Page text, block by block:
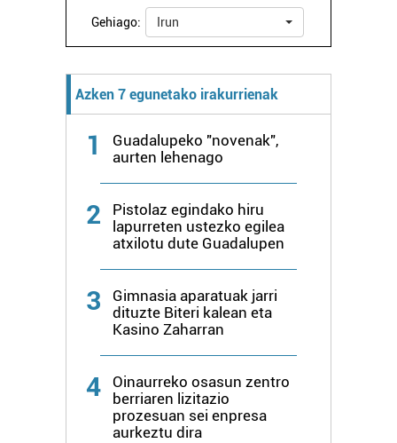
Gehiago: Irun
Azken 7 egunetako irakurrienak
1
Guadalupeko "novenak",
aurten lehenago
2
Pistolaz egindako hiru
lapurreten ustezko egilea
atxilotu dute Guadalupen
3
Gimnasia aparatuak jarri
dituzte Biteri kalean eta
Kasino Zaharran
4
Oinaurreko osasun zentro
berriaren lizitazio
prozesuan sei enpresa
aurkeztu dira